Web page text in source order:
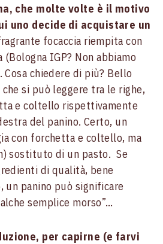
che molte volte è il motivo
uno decide di acquistare un
focaccia riempita con
IGP? Non abbiamo
chiedere di più? Bello
che si può leggere tra le righe,
e coltello rispettivamente
del panino. Certo, un
con forchetta e coltello, ma
sostituto di un pasto. Se
di qualità, bene
un panino può significare
semplice morso”…
per capirne (e farvi